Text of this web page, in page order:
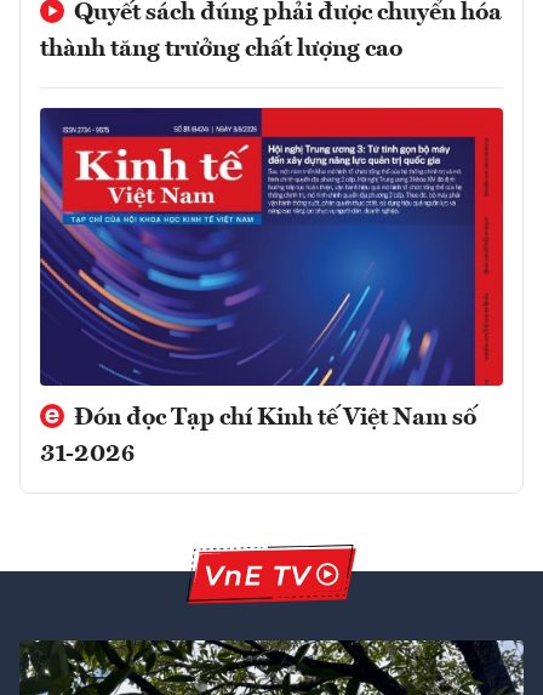
Quyết sách đúng phải được chuyển hóa
thành tăng trưởng chất lượng cao
Đón đọc Tạp chí Kinh tế Việt Nam số
31-2026